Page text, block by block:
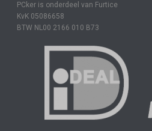
PCker is onderdeel van Furtice
KvK 05086658
BTW NL00 2166 010 B73